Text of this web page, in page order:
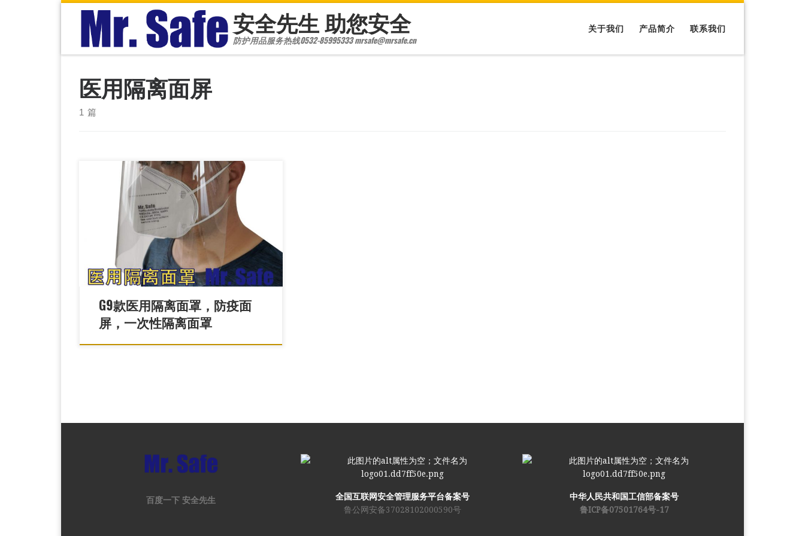
安全先生 助您安全
防护用品服务热线0532-85995333 mrsafe@mrsafe.cn
关于我们 产品简介 联系我们
医用隔离面屏
1 篇
G9 医用隔离面罩/防疫面罩，face shield，医用
隔离面屏，防疫面屏，一次性隔离面罩
G9款医用隔离面罩，防疫面
屏，一次性隔离面罩
百度一下 安全先生
全国互联网安全管理服务平台备案号
鲁公网安备37028102000590号
中华人民共和国工信部备案号
鲁ICP备07501764号-17